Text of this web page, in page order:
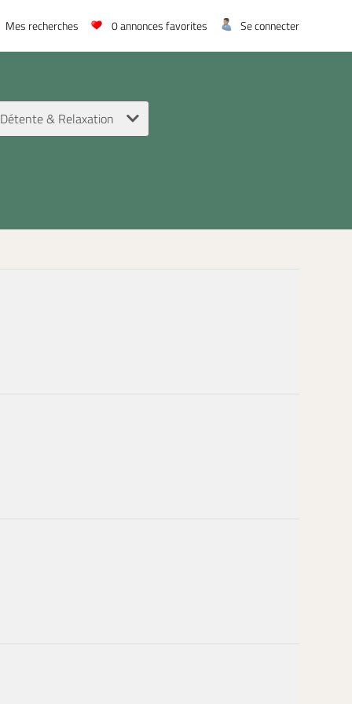
Mes recherches 0annonces favorites Se connecter